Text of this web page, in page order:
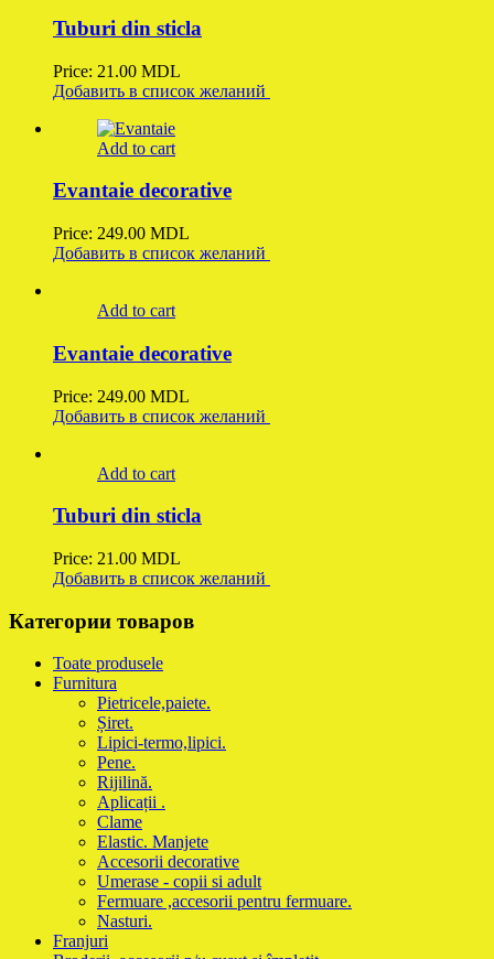
Tuburi din sticla
Price: 21.00 MDL
Добавить в список желаний
Add to cart
Evantaie decorative
Price: 249.00 MDL
Добавить в список желаний
Add to cart
Evantaie decorative
Price: 249.00 MDL
Добавить в список желаний
Add to cart
Tuburi din sticla
Price: 21.00 MDL
Добавить в список желаний
Категории товаров
Toate produsele
Furnitura
Pietricele,paiete.
Șiret.
Lipici-termo,lipici.
Pene.
Rijilină.
Aplicații .
Clame
Elastic. Manjete
Accesorii decorative
Umerase - copii si adult
Fermuare ,accesorii pentru fermuare.
Nasturi.
Franjuri